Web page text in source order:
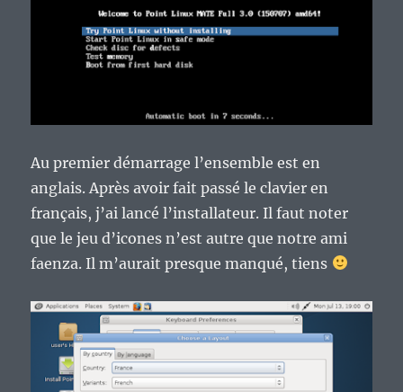
Au premier démarrage l’ensemble est en
anglais. Après avoir fait passé le clavier en
français, j’ai lancé l’installateur. Il faut noter
que le jeu d’icones n’est autre que notre ami
faenza. Il m’aurait presque manqué, tiens